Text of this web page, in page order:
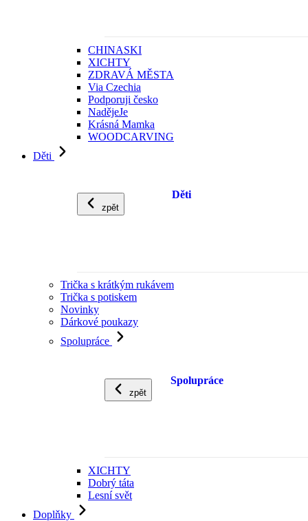
CHINASKI
XICHTY
ZDRAVÁ MĚSTA
Via Czechia
Podporuji česko
NadějeJe
Krásná Mamka
WOODCARVING
Děti
zpět
Děti
Trička s krátkým rukávem
Trička s potiskem
Novinky
Dárkové poukazy
Spolupráce
zpět
Spolupráce
XICHTY
Dobrý táta
Lesní svět
Doplňky